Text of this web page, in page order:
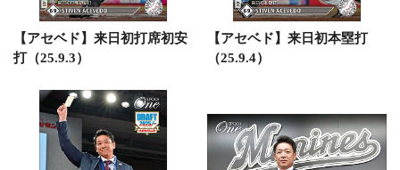
【アセベド】来日初打席初安
打（25.9.3）
【アセベド】来日初本塁打
（25.9.4）